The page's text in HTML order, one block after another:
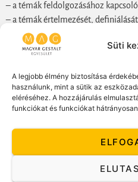
Süti
A legjobb élmény biztosítása
használunk, mint a sütik az
eléréséhez. A hozzájárulás
funkciókat és funkciókat
– a témák feldolgozásához
– a témák értelmezését,
– a témák értelmezését
munkánkhoz kapcsolódóan
Ha felkeltettük az érdeklődésed,
Az est belépődíjai:
MaG tagoknak ingyenes
diákoknak, nyugdíjasoknak,